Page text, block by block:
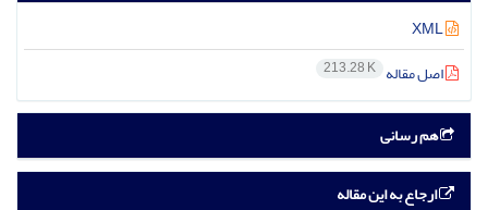
اصل مقاله 213.28 K
هم رسانی
ارجاع به این مقاله